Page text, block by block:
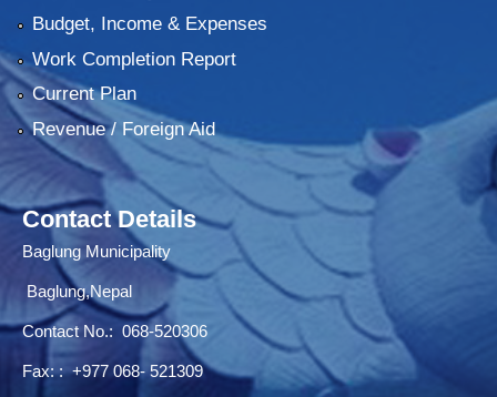
Budget, Income & Expenses
Work Completion Report
Current Plan
Revenue / Foreign Aid
Contact Details
Baglung Municipality
Baglung,Nepal
Contact No.: 068-520306
Fax: : +977 068- 521309